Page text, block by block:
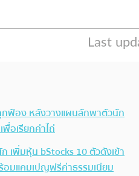
กฟ้อง หลังวางแผนลักพาตัวนัก
อเรียกค่าไถ่
เพิ่มหุ้น bStocks 10 ตัวดังเข้า
มแคมเปญฟรีค่าธรรมเนียม